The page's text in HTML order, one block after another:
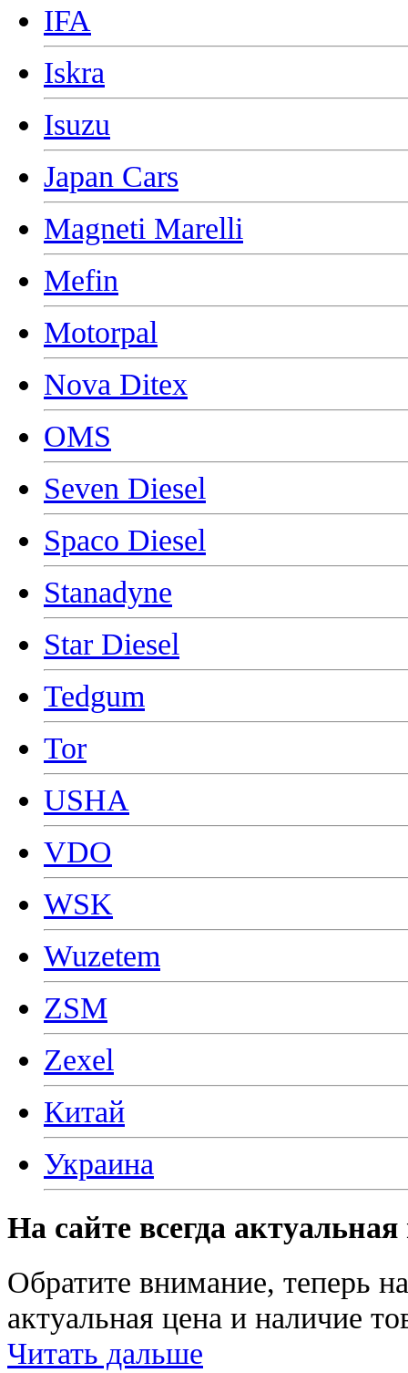
IFA
Iskra
Isuzu
Japan Cars
Magneti Marelli
Mefin
Motorpal
Nova Ditex
OMS
Seven Diesel
Spaco Diesel
Stanadyne
Star Diesel
Tedgum
Tor
USHA
VDO
WSK
Wuzetem
ZSM
Zexel
Китай
Украина
На сайте всегда
Обратите внимание, теперь
актуальная цена и наличие
Читать дальше